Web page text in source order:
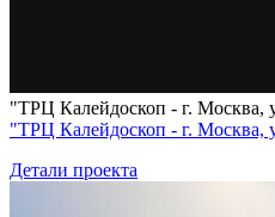
"ТРЦ Калейдоскоп - г. Москва,
"ТРЦ Калейдоскоп - г. Москва,
Детали проекта